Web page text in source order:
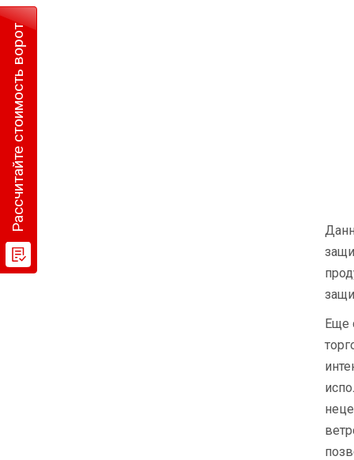
Рассчитайте стоимость ворот
Еще